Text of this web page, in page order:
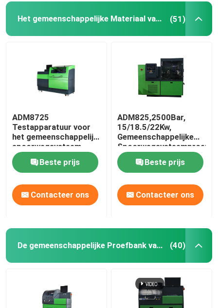
Brandstofinjectorpijp
Het gemeenschappelijke Materiaal van de Spoortest (51)
ADM8725
Testapparatuur voor
het gemeenschappelijk
spoorwegsysteem
Beste prijs
Contacteer ons
ADM825,2500Bar,
15/18.5/22Kw,
Gemeenschappelijke
Beste prijs
Contacteer ons
De gemeenschappelijke Proefbank van de Spoorinjecteur (40)